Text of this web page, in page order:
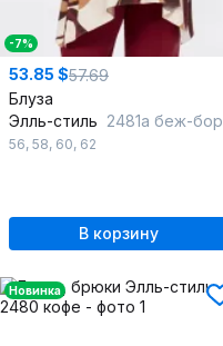
-7%
53.85 $57.69
Блуза
Элль-стиль 2481а беж-бордо
56, 58, 60, 62
В корзину
Новинка